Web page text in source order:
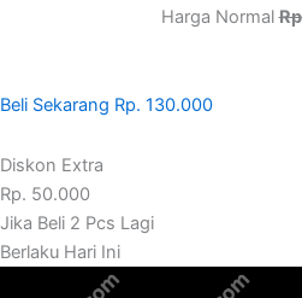
Harga Normal
Beli Sekarang Rp. 130.000
Diskon Extra
Rp. 50.000
Jika Beli 2 Pcs Lagi
Berlaku Hari Ini